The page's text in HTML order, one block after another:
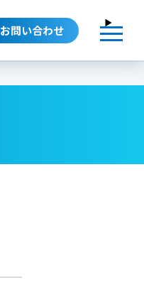
お問い合わせ